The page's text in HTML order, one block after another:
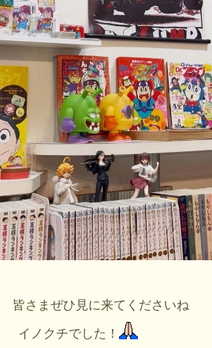
皆さまぜひ見に来てくださいね
イノクチでした！